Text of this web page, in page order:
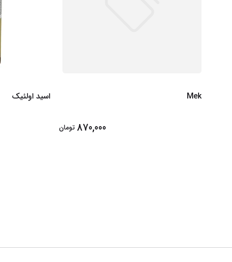
Mek
870,000 تومان
اسید اولئیک